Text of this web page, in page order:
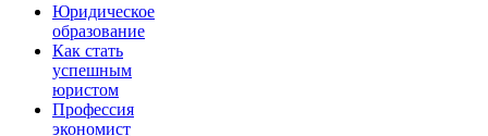
Юридическое
образование
Как стать
успешным
юристом
Профессия
экономист